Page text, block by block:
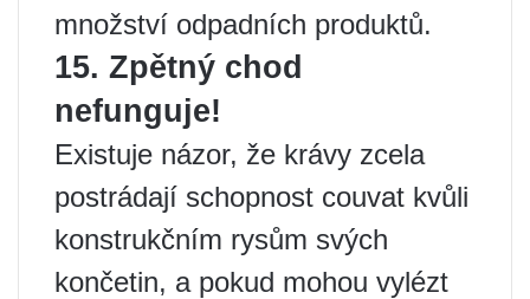
množství odpadních produktů.
15. Zpětný chod
nefunguje!
Existuje názor, že krávy zcela
postrádají schopnost couvat kvůli
konstrukčním rysům svých
končetin, a pokud mohou vylézt